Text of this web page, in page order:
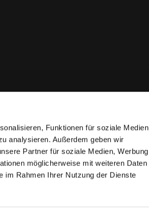
Funktionen für soziale Medien
analysieren. Außerdem geben wir
Partner für soziale Medien, Werbung
möglicherweise mit weiteren Daten
im Rahmen Ihrer Nutzung der Dienste
ChurchDesk-Login